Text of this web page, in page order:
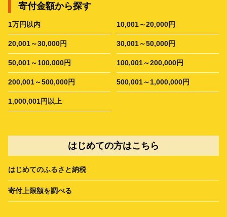
寄付金額から探す
1万円以内 10,001～20,000円
20,001～30,000円 30,001～50,000円
50,001～100,000円 100,001～200,000円
200,001～500,000円 500,001～1,000,000円
1,000,001円以上
はじめての方はこちら
はじめてのふるさと納税
寄付上限額を調べる